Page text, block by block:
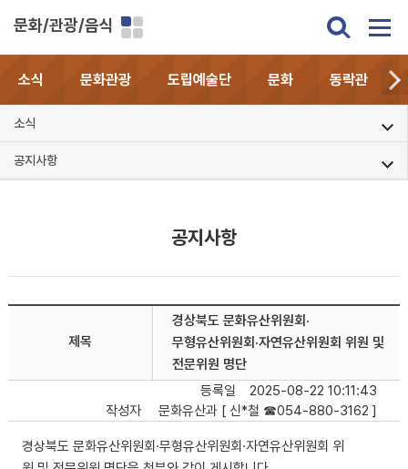
문화/관광/음식
소식 문화관광 도립예술단 문화 동락관
소식
공지사항
공지사항
제목
경상북도 문화유산위원회·
무형유산위원회·자연유산위원회 위원 및
전문위원 명단
등록일
2025-08-22 10:11:43
작성자
문화유산과 [ 신*철 ☎054-880-3162 ]
경상북도 문화유산위원회·무형유산위원회·자연유산위원회 위